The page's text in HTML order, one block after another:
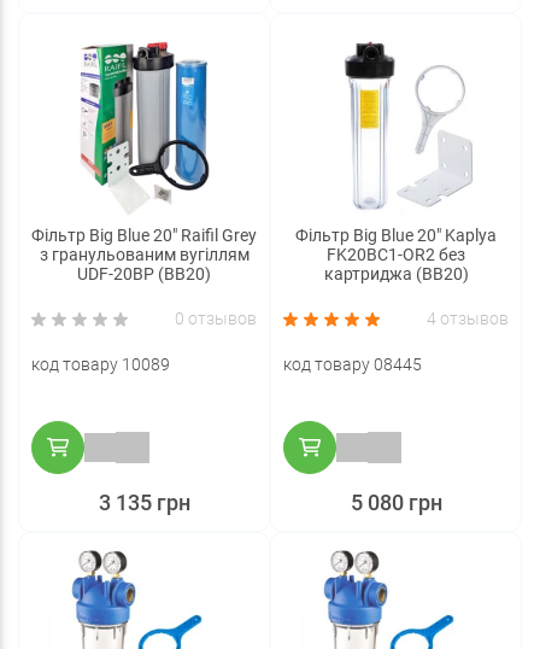
Фільтр Big Blue 20" Raifil Grey
з гранульованим вугіллям
UDF-20BP (BB20)
0 отзывов
код товару 10089
3 135 грн
Фільтр Big Blue 20" Kaplya
FK20BC1-OR2 без
картриджа (BB20)
4 отзывов
код товару 08445
5 080 грн